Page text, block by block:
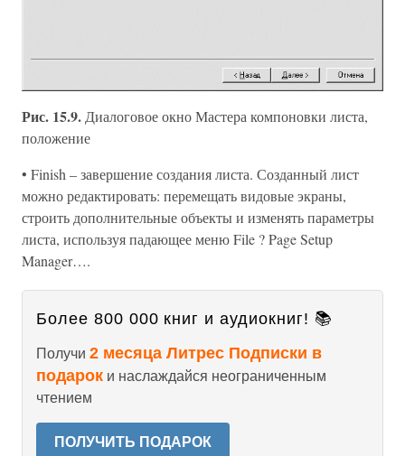
Рис. 15.9. Диалоговое окно Мастера компоновки листа,
положение
• Finish – завершение создания листа. Созданный лист
можно редактировать: перемещать видовые экраны,
строить дополнительные объекты и изменять параметры
листа, используя падающее меню File ? Page Setup
Manager….
Более 800 000 книг и аудиокниг! 📚
Получи 2 месяца Литрес Подписки в
подарок и наслаждайся неограниченным
чтением
ПОЛУЧИТЬ ПОДАРОК